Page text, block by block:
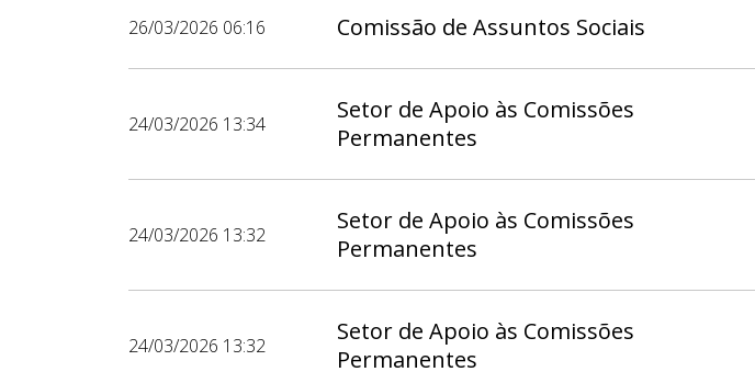
26/03/2026 06:16 Comissão de Assuntos Sociais
24/03/2026 13:34
Setor de Apoio às Comissões
Permanentes
24/03/2026 13:32
Setor de Apoio às Comissões
Permanentes
24/03/2026 13:32
Setor de Apoio às Comissões
Permanentes